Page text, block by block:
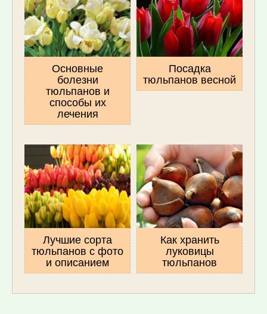
Основные
болезни
тюльпанов и
способы их
лечения
Посадка
тюльпанов весной
Лучшие сорта
тюльпанов с фото
и описанием
Как хранить
луковицы
тюльпанов